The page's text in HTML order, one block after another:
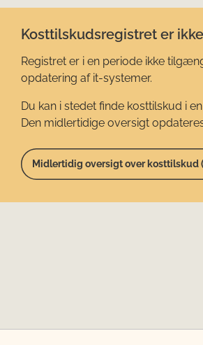
Kosttilskudsregistret er
Registret er i en periode ikke
opdatering af it-systemer.
Du kan i stedet finde kosttilskud i
Den midlertidige oversigt
Midlertidig oversigt over kosttilskud